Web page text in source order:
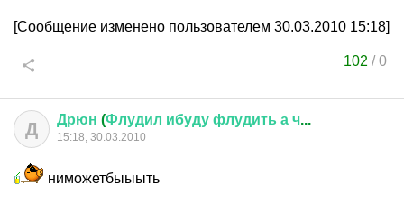
[Сообщение изменено пользователем 30.03.2010 15:18]
102 /0
Д Дрюн (Флудил ибуду флудить а ч...
15:18, 30.03.2010
ниможетбыыыть